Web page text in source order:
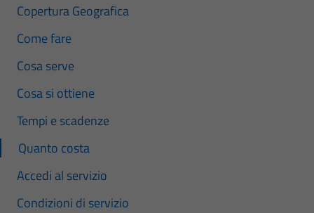
Copertura Geografica
Come fare
Cosa serve
Cosa si ottiene
Tempi e scadenze
Quanto costa
Accedi al servizio
Condizioni di servizio